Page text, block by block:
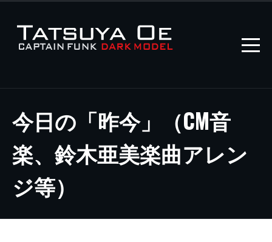
今日の「昨今」（CM音
楽、鈴木亜美楽曲アレン
ジ等）